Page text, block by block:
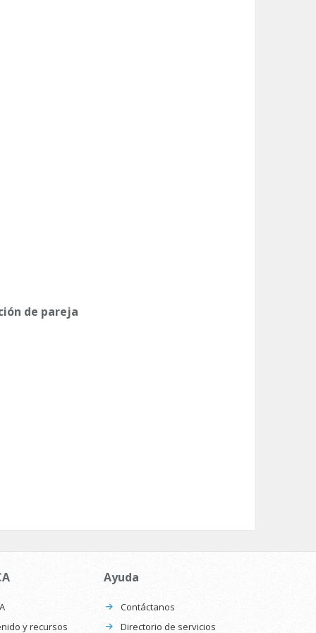
de pareja
y recursos
Ayuda
Contáctanos
Directorio de servicios